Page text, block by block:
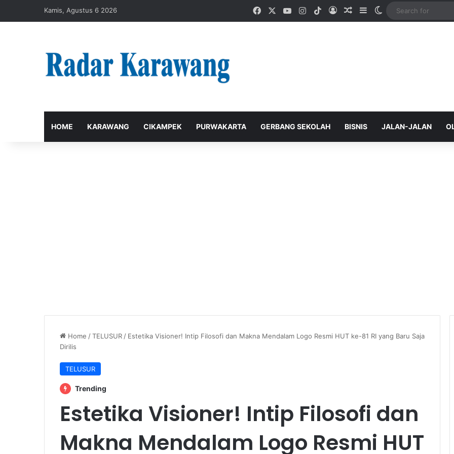
Kamis, Agustus 6 2026 FacebookYouTubeInstagram
TikTokLog InRandom Article
SidebarSwitch skin
HOME KARAWANG CIKAMPEK PURWAKARTA GERBANG SEKOLAH BISNIS JALAN-JALAN
Home /TELUSUR / Estetika Visioner! Intip Filosofi dan Makna Mendalam Logo Resmi HUT ke-81 RI yang Baru Saja
Dirilis
TELUSUR
Trending
Estetika Visioner! Intip Filosofi dan
Makna Mendalam Logo Resmi HUT